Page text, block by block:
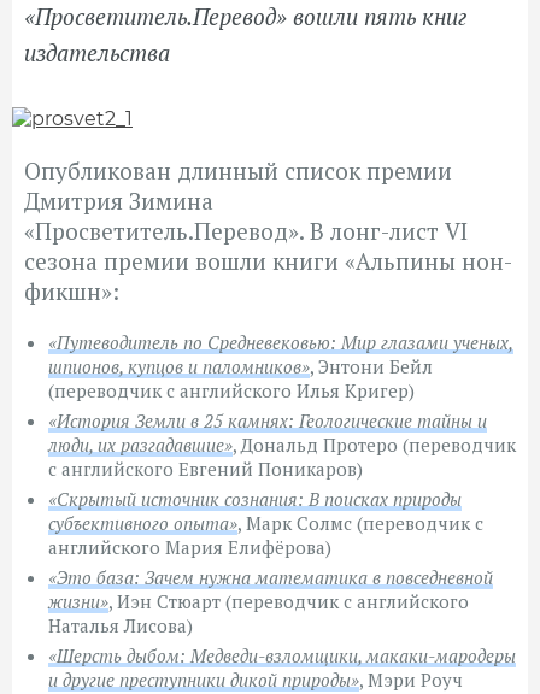
«Просветитель.Перевод» вошли пять книг
издательства
Опубликован длинный список премии
Дмитрия Зимина
«Просветитель.Перевод». В лонг-лист VI
сезона премии вошли книги «Альпины нон-
фикшн»:
«Путеводитель по Средневековью: Мир глазами ученых,
шпионов, купцов и паломников», Энтони Бейл
(переводчик с английского Илья Кригер)
«История Земли в 25 камнях: Геологические тайны и
люди, их разгадавшие», Дональд Протеро (переводчик
с английского Евгений Поникаров)
«Скрытый источник сознания: В поисках природы
субъективного опыта», Марк Солмс (переводчик с
английского Мария Елифёрова)
«Это база: Зачем нужна математика в повседневной
жизни», Иэн Стюарт (переводчик с английского
Наталья Лисова)
«Шерсть дыбом: Медведи-взломщики, макаки-мародеры
и другие преступники дикой природы», Мэри Роуч